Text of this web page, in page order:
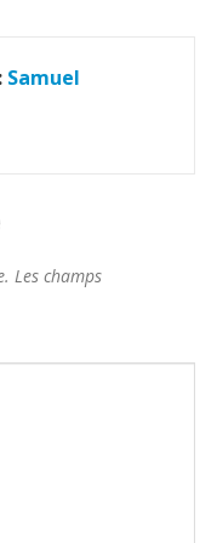
Samuel
Les champs